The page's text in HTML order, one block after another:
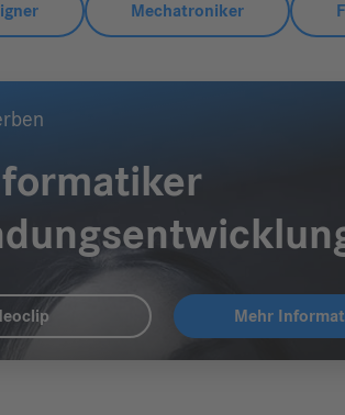
Mechatroniker
Mehr